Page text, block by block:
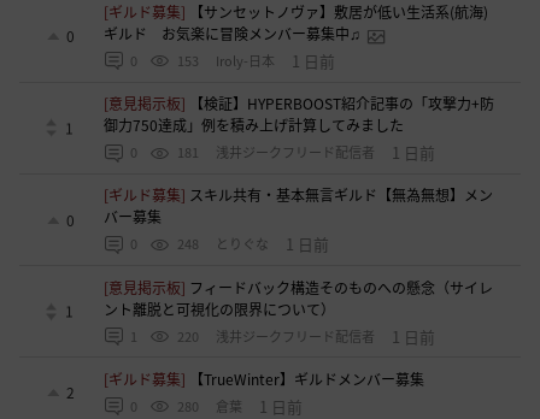
0
[ギルド募集]
【サンセットノヴァ】敷居が低い生活系(航海)
ギルド お気楽に冒険メンバー募集中♫
0 153 Iroly-日本 1 日前
1
[意見掲示板]
【検証】HYPERBOOST紹介記事の「攻撃力+防
御力750達成」例を積み上げ計算してみました
0 181 浅井ジークフリード配信者 1 日前
0
[ギルド募集] スキル共有・基本無言ギルド【無為無想】メン
バー募集
0 248 とりぐな 1 日前
1
[意見掲示板] フィードバック構造そのものへの懸念（サイレ
ント離脱と可視化の限界について）
1 220 浅井ジークフリード配信者 1 日前
2
[ギルド募集] 【TrueWinter】ギルドメンバー募集
0 280 倉葉 1 日前